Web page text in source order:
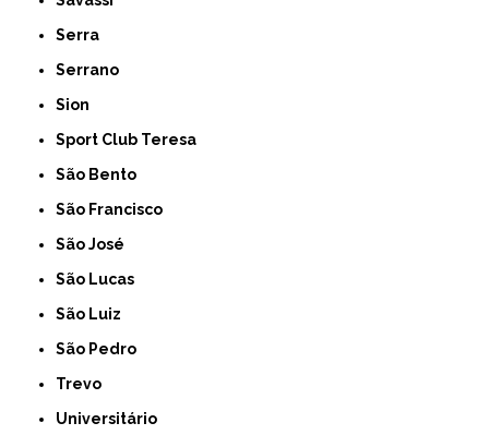
Serra
Serrano
Sion
Sport Club Teresa
São Bento
São Francisco
São José
São Lucas
São Luiz
São Pedro
Trevo
Universitário